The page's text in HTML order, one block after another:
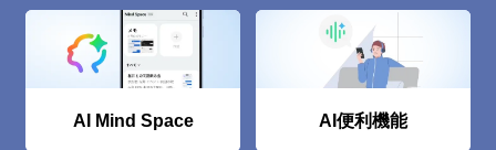
AI Mind Space AI便利機能